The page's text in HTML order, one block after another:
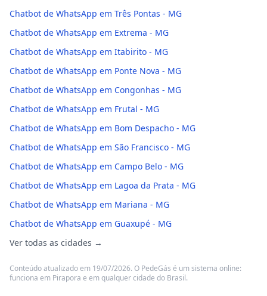
Chatbot de WhatsApp em Três Pontas - MG
Chatbot de WhatsApp em Extrema - MG
Chatbot de WhatsApp em Itabirito - MG
Chatbot de WhatsApp em Ponte Nova - MG
Chatbot de WhatsApp em Congonhas - MG
Chatbot de WhatsApp em Frutal - MG
Chatbot de WhatsApp em Bom Despacho - MG
Chatbot de WhatsApp em São Francisco - MG
Chatbot de WhatsApp em Campo Belo - MG
Chatbot de WhatsApp em Lagoa da Prata - MG
Chatbot de WhatsApp em Mariana - MG
Chatbot de WhatsApp em Guaxupé - MG
Ver todas as cidades →
Conteúdo atualizado em 19/07/2026. O PedeGás é um sistema online:
funciona em Pirapora e em qualquer cidade do Brasil.